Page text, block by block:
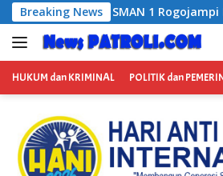
Langsung
ke
konten
Breaking News
Bantu Amankan Terduga
HUKUM dan KRIMINAL POLITIK dan